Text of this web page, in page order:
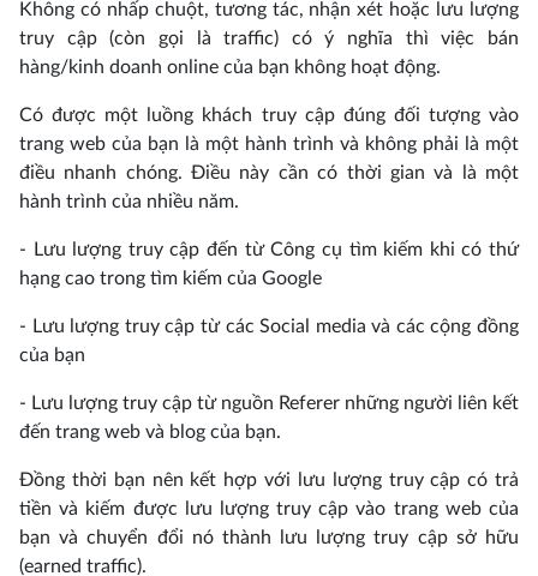
Không có nhấp chuột, tương tác, nhận xét hoặc lưu lượng
truy cập (còn gọi là traffic) có ý nghĩa thì việc bán
hàng/kinh doanh online của bạn không hoạt động.
Có được một luồng khách truy cập đúng đối tượng vào
trang web của bạn là một hành trình và không phải là một
điều nhanh chóng. Điều này cần có thời gian và là một
hành trình của nhiều năm.
- Lưu lượng truy cập đến từ Công cụ tìm kiếm khi có thứ
hạng cao trong tìm kiếm của Google
- Lưu lượng truy cập từ các Social media và các cộng đồng
của bạn
- Lưu lượng truy cập từ nguồn Referer những người liên kết
đến trang web và blog của bạn.
Đồng thời bạn nên kết hợp với lưu lượng truy cập có trả
tiền và kiếm được lưu lượng truy cập vào trang web của
bạn và chuyển đổi nó thành lưu lượng truy cập sở hữu
(earned traffic).